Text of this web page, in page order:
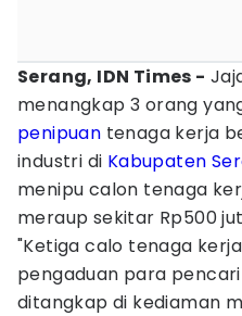
Serang, IDN Times -
menangkap 3 orang
penipuan tenaga kerja
industri di Kabupaten
menipu calon tenaga
meraup sekitar Rp500
"Ketiga calo tenaga
pengaduan para
ditangkap di kediaman